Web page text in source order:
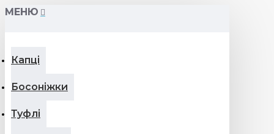
МЕНЮ
Капці
Босоніжки
Туфлі